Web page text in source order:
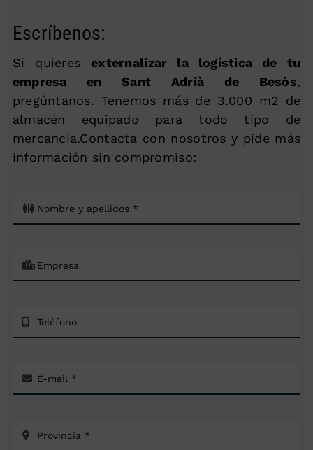
Escríbenos:
Si quieresexternalizar la logística de tu
empresa en Sant Adrià de Besòs,
pregúntanos. Tenemos más de 3.000 m2 de
almacén equipado para todo tipo de
mercancía.Contacta con nosotros y pide más
información sin compromiso: